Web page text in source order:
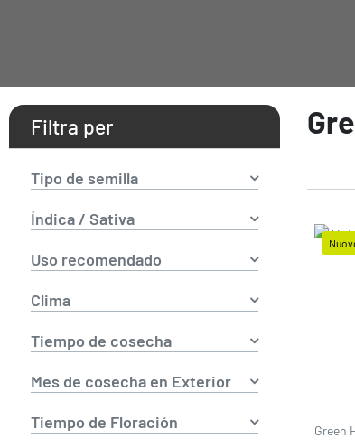
Filtra per
Tipo de semilla
Índica / Sativa
Uso recomendado
Clima
Tiempo de cosecha
Mes de cosecha en Exterior
Tiempo de Floración Green